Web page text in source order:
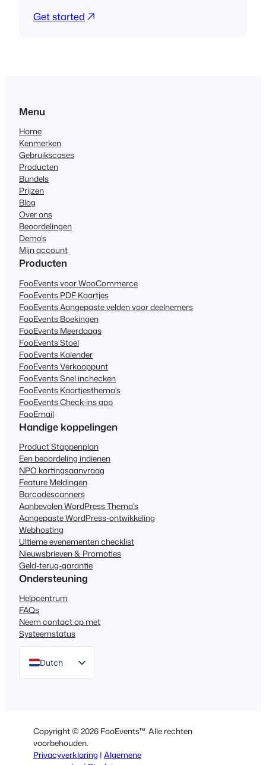
Get started
Menu
Home
Kenmerken
Gebruikscases
Producten
Bundels
Prijzen
Blog
Over ons
Beoordelingen
Demo's
Mijn account
Producten
FooEvents voor WooCommerce
FooEvents PDF Kaartjes
FooEvents Aangepaste velden voor deelnemers
FooEvents Boekingen
FooEvents Meerdaags
FooEvents Stoel
FooEvents Kalender
FooEvents Verkooppunt
FooEvents Snel inchecken
FooEvents Kaartjesthema's
FooEvents Check-ins app
FooEmail
Handige koppelingen
Product Stappenplan
Een beoordeling indienen
NPO kortingsaanvraag
Feature Meldingen
Barcodescanners
Aanbevolen WordPress Thema's
Aangepaste WordPress-ontwikkeling
Webhosting
Ultieme evenementen checklist
Nieuwsbrieven & Promoties
Geld-terug-garantie
Ondersteuning
Helpcentrum
FAQs
Neem contact op met
Systeemstatus
Dutch
Italian
Portuguese
Copyright © 2026 FooEvents™. Alle rechten
voorbehouden.
Privacyverklaring | Algemene